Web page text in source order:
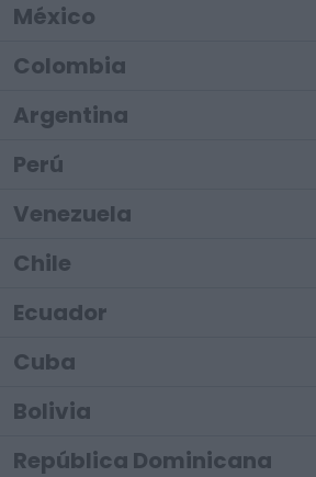
México
Colombia
Argentina
Perú
Venezuela
Chile
Ecuador
Cuba
Bolivia
República Dominicana